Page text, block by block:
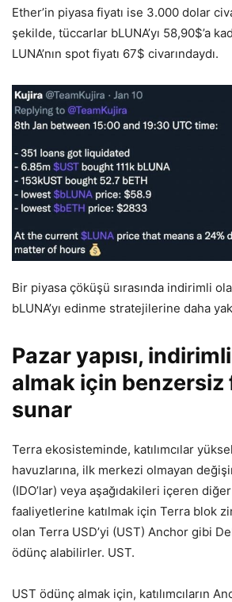
Ether’in piyasa fiyatı ise 3.000 dolar
şekilde, tüccarlar bLUNA’yı 58,90$’a
LUNA’nın spot fiyatı 67$ civarındaydı.
Bir piyasa çöküşü sırasında indirimli
bLUNA’yı edinme stratejilerine daha
Pazar yapısı,
almak için benzersiz
sunar
Terra ekosisteminde, katılımcılar
havuzlarına, ilk merkezi olmayan
(IDO’lar) veya aşağıdakileri içeren
faaliyetlerine katılmak için Terra blok
olan Terra USD’yi (UST) Anchor gibi
ödünç alabilirler. UST.
UST ödünç almak için, katılımcıların